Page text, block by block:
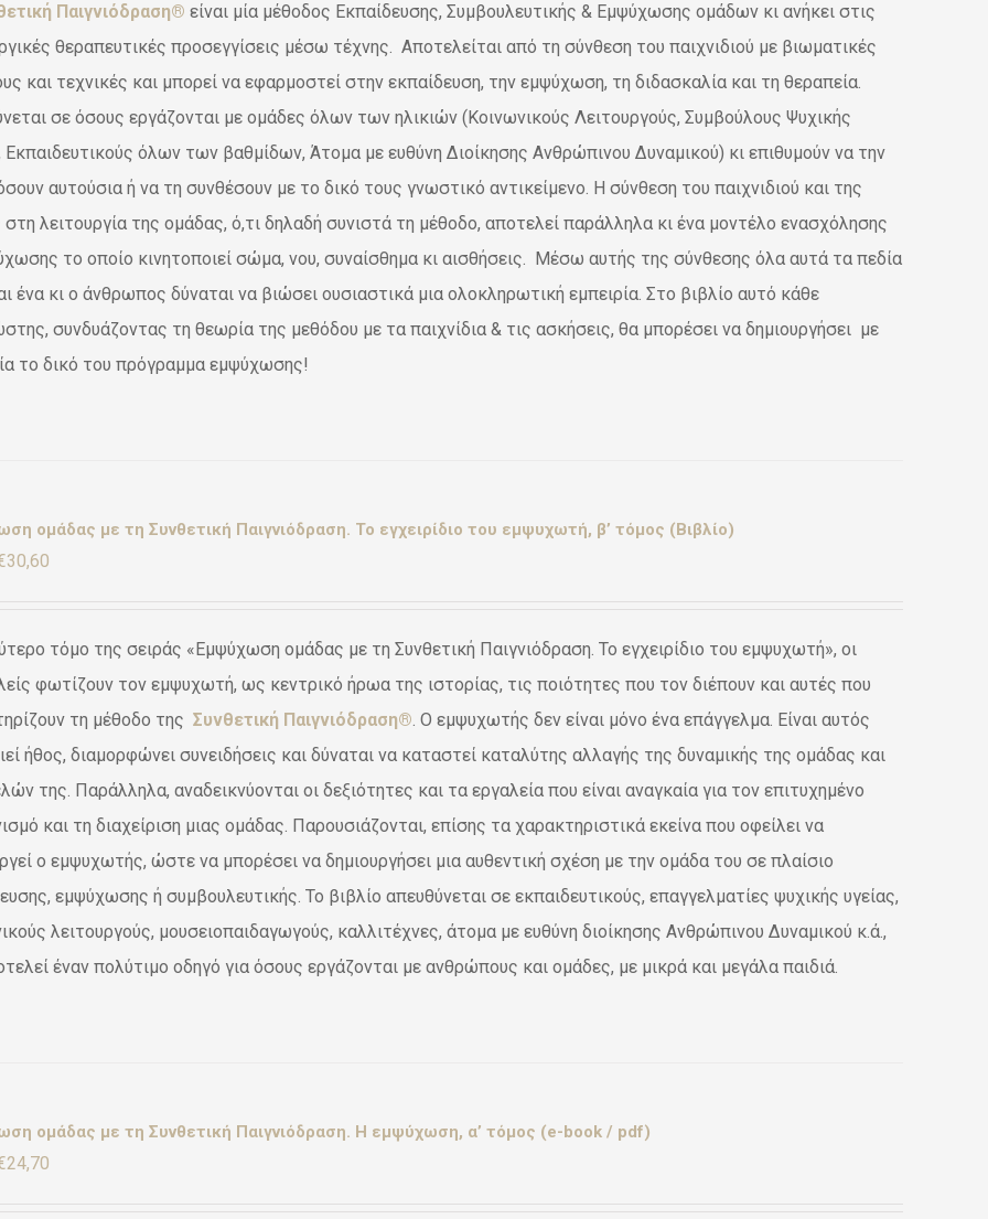
€49,00.είναι:
€34,30.
Παιγνιόδραση® είναι μία μέθοδος Εκπαίδευσης, Συμβουλευτικής & Εμψύχωσης ομάδων κι ανήκει στις
θεραπευτικές προσεγγίσεις μέσω τέχνης. Αποτελείται από τη σύνθεση του παιχνιδιού με βιωματικές
και τεχνικές και μπορεί να εφαρμοστεί στην εκπαίδευση, την εμψύχωση, τη διδασκαλία και τη θεραπεία.
σε όσους εργάζονται με ομάδες όλων των ηλικιών (Κοινωνικούς Λειτουργούς, Συμβούλους Ψυχικής
Εκπαιδευτικούς όλων των βαθμίδων, Άτομα με ευθύνη Διοίκησης Ανθρώπινου Δυναμικού) κι επιθυμούν να την
αυτούσια ή να τη συνθέσουν με το δικό τους γνωστικό αντικείμενο. Η σύνθεση του παιχνιδιού και της
στη λειτουργία της ομάδας, ό,τι δηλαδή συνιστά τη μέθοδο, αποτελεί παράλληλα κι ένα μοντέλο ενασχόλησης
το οποίο κινητοποιεί σώμα, νου, συναίσθημα κι αισθήσεις. Μέσω αυτής της σύνθεσης όλα αυτά τα πεδία
ένα κι ο άνθρωπος δύναται να βιώσει ουσιαστικά μια ολοκληρωτική εμπειρία. Στο βιβλίο αυτό κάθε
συνδυάζοντας τη θεωρία της μεθόδου με τα παιχνίδια & τις ασκήσεις, θα μπορέσει να δημιουργήσει με
το δικό του πρόγραμμα εμψύχωσης!
ομάδας με τη Συνθετική Παιγνιόδραση. Το εγχειρίδιο του εμψυχωτή, β’ τόμος (Βιβλίο)
€36,00.
30,60
είναι:
€30,60.
τόμο της σειράς «Εμψύχωση ομάδας με τη Συνθετική Παιγνιόδραση. Το εγχειρίδιο του εμψυχωτή», οι
φωτίζουν τον εμψυχωτή, ως κεντρικό ήρωα της ιστορίας, τις ποιότητες που τον διέπουν και αυτές που
τη μέθοδο τηςΣυνθετική Παιγνιόδραση®. Ο εμψυχωτής δεν είναι μόνο ένα επάγγελμα. Είναι αυτός
ήθος, διαμορφώνει συνειδήσεις και δύναται να καταστεί καταλύτης αλλαγής της δυναμικής της ομάδας και
της. Παράλληλα, αναδεικνύονται οι δεξιότητες και τα εργαλεία που είναι αναγκαία για τον επιτυχημένο
και τη διαχείριση μιας ομάδας. Παρουσιάζονται, επίσης τα χαρακτηριστικά εκείνα που οφείλει να
ο εμψυχωτής, ώστε να μπορέσει να δημιουργήσει μια αυθεντική σχέση με την ομάδα του σε πλαίσιο
εμψύχωσης ή συμβουλευτικής. Το βιβλίο απευθύνεται σε εκπαιδευτικούς, επαγγελματίες ψυχικής υγείας,
λειτουργούς, μουσειοπαιδαγωγούς, καλλιτέχνες, άτομα με ευθύνη διοίκησης Ανθρώπινου Δυναμικού κ.ά.,
έναν πολύτιμο οδηγό για όσους εργάζονται με ανθρώπους και ομάδες, με μικρά και μεγάλα παιδιά.
ομάδας με τη Συνθετική Παιγνιόδραση. Η εμψύχωση, α’ τόμος (e-book / pdf)
24,70